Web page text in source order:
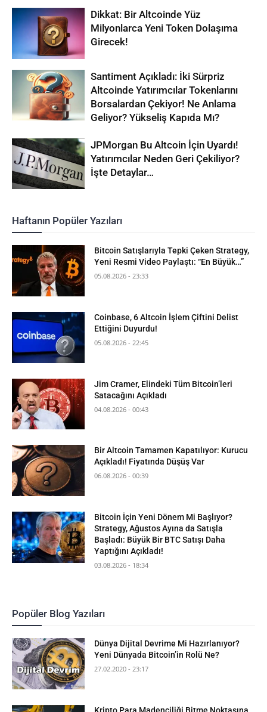
Dikkat: Bir Altcoinde Yüz
Milyonlarca Yeni Token Dolaşıma
Girecek!
Santiment Açıkladı: İki Sürpriz
Altcoinde Yatırımcılar Tokenlarını
Borsalardan Çekiyor! Ne Anlama
Geliyor? Yükseliş Kapıda Mı?
JPMorgan Bu Altcoin İçin Uyardı!
Yatırımcılar Neden Geri Çekiliyor?
İşte Detaylar…
Haftanın Popüler Yazıları
Bitcoin Satışlarıyla Tepki Çeken Strategy,
Yeni Resmi Video Paylaştı: “En Büyük…”
05.08.2026 - 23:33
Coinbase, 6 Altcoin İşlem Çiftini Delist
Ettiğini Duyurdu!
05.08.2026 - 22:45
Jim Cramer, Elindeki Tüm Bitcoin’leri
Satacağını Açıkladı
04.08.2026 - 00:43
Bir Altcoin Tamamen Kapatılıyor: Kurucu
Açıkladı! Fiyatında Düşüş Var
06.08.2026 - 00:39
Bitcoin İçin Yeni Dönem Mi Başlıyor?
Strategy, Ağustos Ayına da Satışla
Başladı: Büyük Bir BTC Satışı Daha
Yaptığını Açıkladı!
03.08.2026 - 18:34
Popüler Blog Yazıları
Dünya Dijital Devrime Mi Hazırlanıyor?
Yeni Dünyada Bitcoin’in Rolü Ne?
27.02.2020 - 23:17
Kripto Para Madenciliği Bitme Noktasına